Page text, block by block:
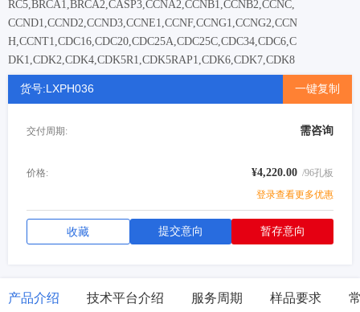
RC5,BRCA1,BRCA2,CASP3,CCNA2,CCNB1,CCNB2,CCNC,
CCND1,CCND2,CCND3,CCNE1,CCNF,CCNG1,CCNG2,CCN
H,CCNT1,CDC16,CDC20,CDC25A,CDC25C,CDC34,CDC6,C
DK1,CDK2,CDK4,CDK5R1,CDK5RAP1,CDK6,CDK7,CDK8
,CDKN1A,CDKN1B,CDKN2A,CDKN2B,CDKN3,CHEK1,CH
EK2,CKS1B,CKS2,CUL1,CUL2,CUL3,E2F1,E2F4,GADD45
MCM3,MCM4,MCM5,MDM2,MKI67,MNAT1,MRE11,NBN,
RTAD1,SKP2,STMN1,TFDP1,TFDP2,TP53,WEE1
货号:LXPH036 一键复制
交付周期: 需咨询
价格: ¥4,220.00 /96孔板
登录查看更多优惠
收藏 提交意向 暂存意向
产品介绍 技术平台介绍 服务周期 样品要求